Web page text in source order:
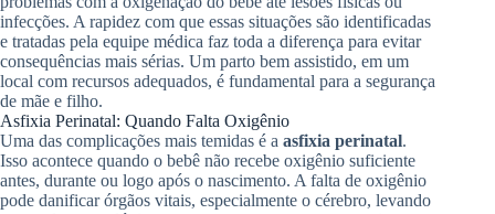
infecções. A rapidez com que essas situações são identificadas
e tratadas pela equipe médica faz toda a diferença para evitar
consequências mais sérias. Um parto bem assistido, em um
local com recursos adequados, é fundamental para a segurança
de mãe e filho.
Asfixia Perinatal: Quando Falta Oxigênio
Uma das complicações mais temidas é a asfixia perinatal.
Isso acontece quando o bebê não recebe oxigênio suficiente
antes, durante ou logo após o nascimento. A falta de oxigênio
pode danificar órgãos vitais, especialmente o cérebro, levando